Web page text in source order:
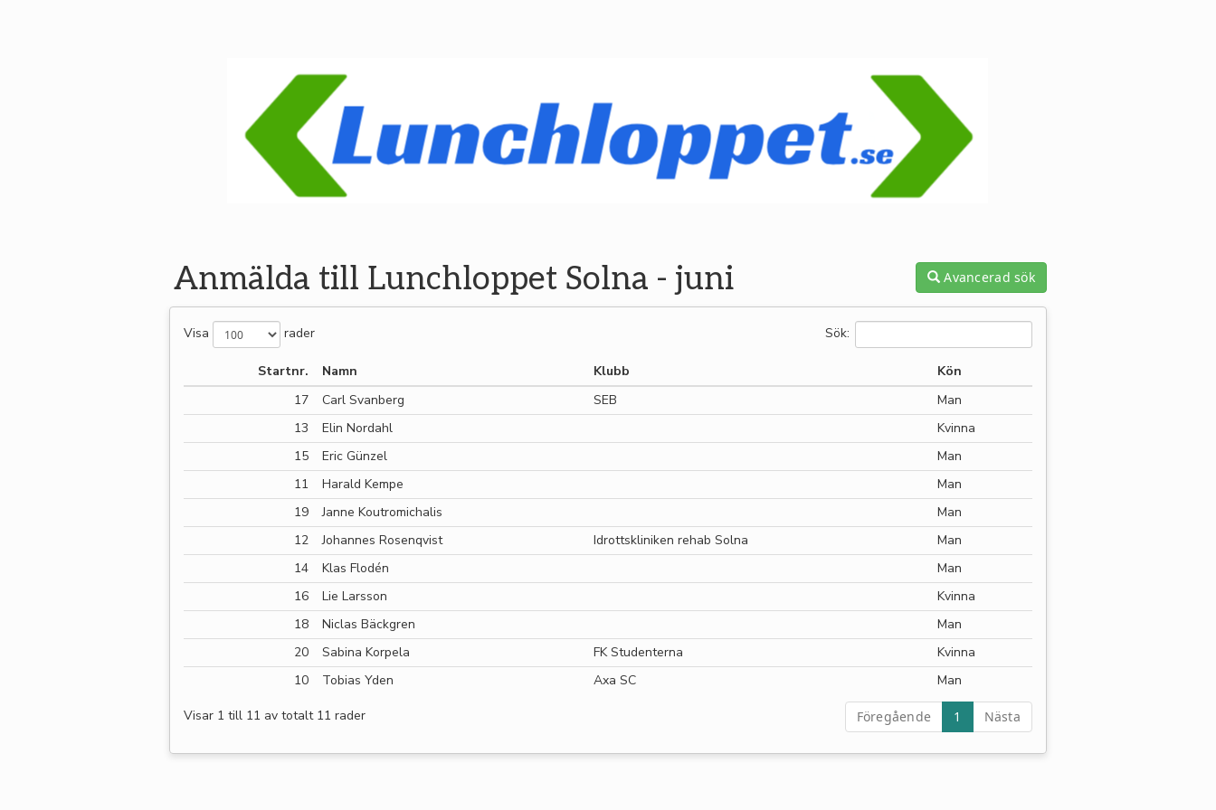
Anmälda till Lunchloppet Solna - juni Avancerad sök
Visa rader Sök:
Startnr. Namn Klubb
Kön
17
Carl Svanberg SEB
Man
13
Elin Nordahl
Kvinna
15
Eric Günzel
Man
11
Harald Kempe
Man
19
Janne Koutromichalis
Man
12
Johannes Rosenqvist Idrottskliniken rehab Solna
Man
14
Klas Flodén
Man
16
Lie Larsson
Kvinna
18
Niclas Bäckgren
Man
20
Sabina Korpela FK Studenterna
Kvinna
10
Tobias Yden Axa SC Man
Visar 1 till 11 av totalt 11 rader Föregående 1 Nästa